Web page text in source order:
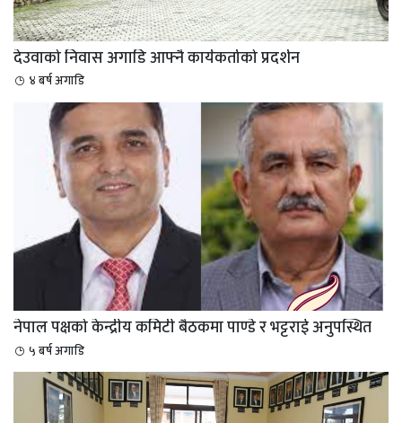
देउवाको निवास अगाडि आफ्नै कार्यकर्ताको प्रदर्शन
४ बर्ष अगाडि
नेपाल पक्षको केन्द्रीय कमिटी बैठकमा पाण्डे र भट्टराई अनुपस्थित
५ बर्ष अगाडि